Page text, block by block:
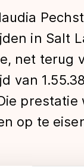
in Salt
net terug
van
op te